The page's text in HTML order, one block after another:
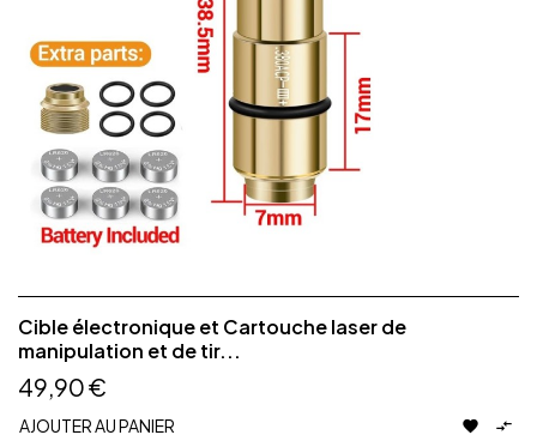
Cible électronique et Cartouche laser de
manipulation et de tir...
49,90 €
AJOUTER AU PANIER  